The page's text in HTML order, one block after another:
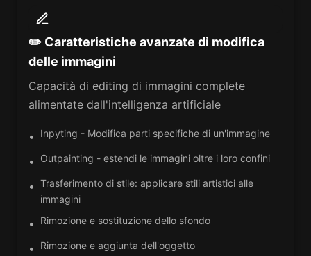
✏️ Caratteristiche avanzate di modifica
delle immagini
Capacità di editing di immagini complete
alimentate dall'intelligenza artificiale
• Inpyting - Modifica parti specifiche di un'immagine
• Outpainting - estendi le immagini oltre i loro confini
• Trasferimento di stile: applicare stili artistici alle
immagini
• Rimozione e sostituzione dello sfondo
• Rimozione e aggiunta dell'oggetto